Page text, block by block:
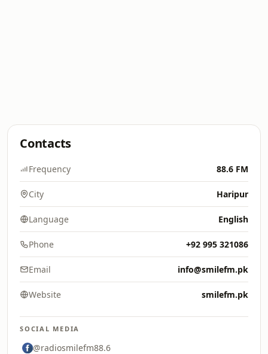
Contacts
Frequency 88.6 FM
City Haripur
Language English
Phone +92 995 321086
Email info@smilefm.pk
Website smilefm.pk
SOCIAL MEDIA
@radiosmilefm88.6